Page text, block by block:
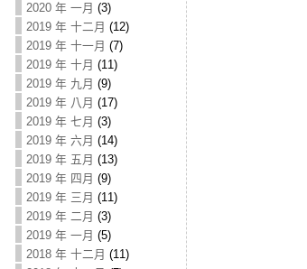
2020 年 一月 (3)
2019 年 十二月 (12)
2019 年 十一月 (7)
2019 年 十月 (11)
2019 年 九月 (9)
2019 年 八月 (17)
2019 年 七月 (3)
2019 年 六月 (14)
2019 年 五月 (13)
2019 年 四月 (9)
2019 年 三月 (11)
2019 年 二月 (3)
2019 年 一月 (5)
2018 年 十二月 (11)